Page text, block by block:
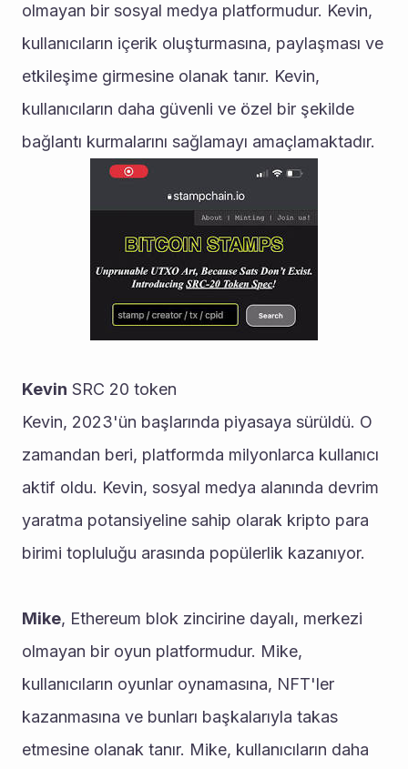
olmayan bir sosyal medya platformudur. Kevin,
kullanıcıların içerik oluşturmasına, paylaşması ve
etkileşime girmesine olanak tanır. Kevin,
kullanıcıların daha güvenli ve özel bir şekilde
bağlantı kurmalarını sağlamayı amaçlamaktadır.
Kevin SRC 20 token
Kevin, 2023'ün başlarında piyasaya sürüldü. O
zamandan beri, platformda milyonlarca kullanıcı
aktif oldu. Kevin, sosyal medya alanında devrim
yaratma potansiyeline sahip olarak kripto para
birimi topluluğu arasında popülerlik kazanıyor.
Mike, Ethereum blok zincirine dayalı, merkezi
olmayan bir oyun platformudur. Mike,
kullanıcıların oyunlar oynamasına, NFT'ler
kazanmasına ve bunları başkalarıyla takas
etmesine olanak tanır. Mike, kullanıcıların daha